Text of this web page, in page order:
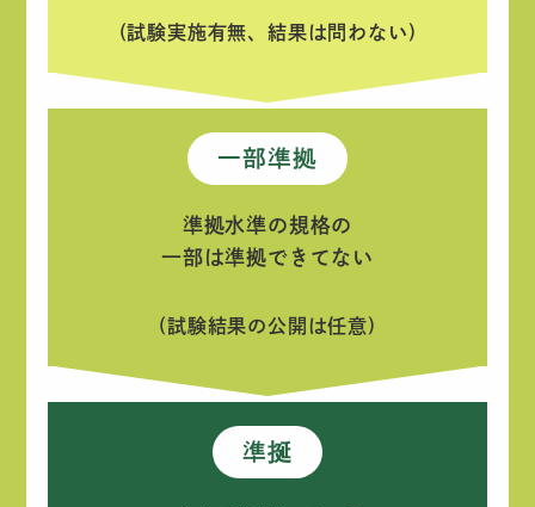
(試験実施有無、結果は問わない)
一部準拠
準拠水準の規格の
一部は準拠できてない
(試験結果の公開は任意)
準挻